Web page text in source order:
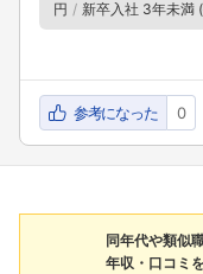
円
新卒入社 3年未満
参考になった 0
同年代や類似
年収・口コミ